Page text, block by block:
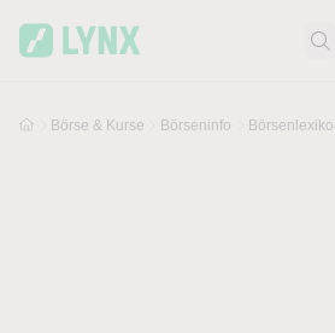
Börse & Kurse Börseninfo